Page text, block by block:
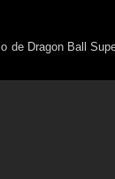
Dragon Ball